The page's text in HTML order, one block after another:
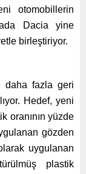
otomobillerin
Dacia yine
birleştiriyor.
daha fazla geri
Hedef, yeni
oranının yüzde
gözden
uygulanan
plastik